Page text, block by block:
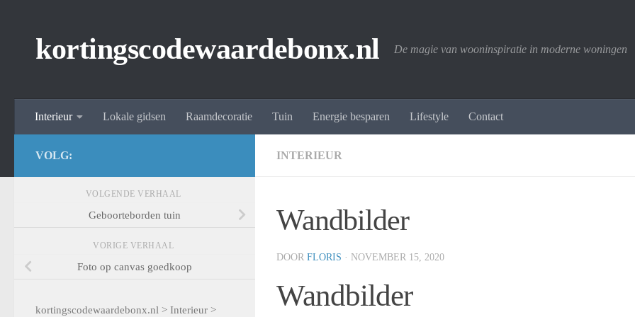
kortingscodewaardebonx.nl De magie van wooninspiratie in moderne woningen
Interieur Lokale gidsen Raamdecoratie Tuin Energie besparen Lifestyle Contact
INTERIEUR
Wandbilder
DOOR FLORIS · NOVEMBER 15, 2020
Wandbilder
VOLG:
VOLGENDE VERHAAL
Geboorteborden tuin
VORIGE VERHAAL
Foto op canvas goedkoop
kortingscodewaardebonx.nl > Interieur >